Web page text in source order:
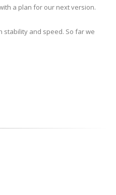
a plan for our next version.
stability and speed. So far we